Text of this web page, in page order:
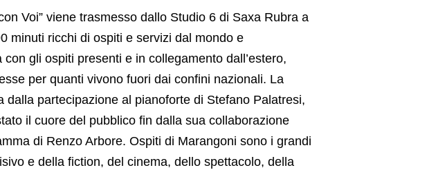
Voi” viene trasmesso dallo Studio 6 di Saxa Rubra a
minuti ricchi di ospiti e servizi dal mondo e
gli ospiti presenti e in collegamento dall’estero,
per quanti vivono fuori dai confini nazionali. La
dalla partecipazione al pianoforte di Stefano Palatresi,
il cuore del pubblico fin dalla sua collaborazione
di Renzo Arbore. Ospiti di Marangoni sono i grandi
e della fiction, del cinema, dello spettacolo, della